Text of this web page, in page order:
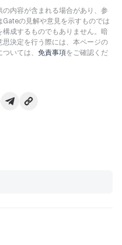
内容が含まれる場合があり、参
の見解や意見を示すものでは
成するものでもありません。暗
決定を行う際には、本ページの
いては、 免責事項をご確認くだ